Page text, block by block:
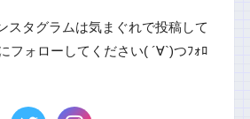
スタグラムは気まぐれで投稿して
フォローしてください( ´∀`)つﾌｫﾛ